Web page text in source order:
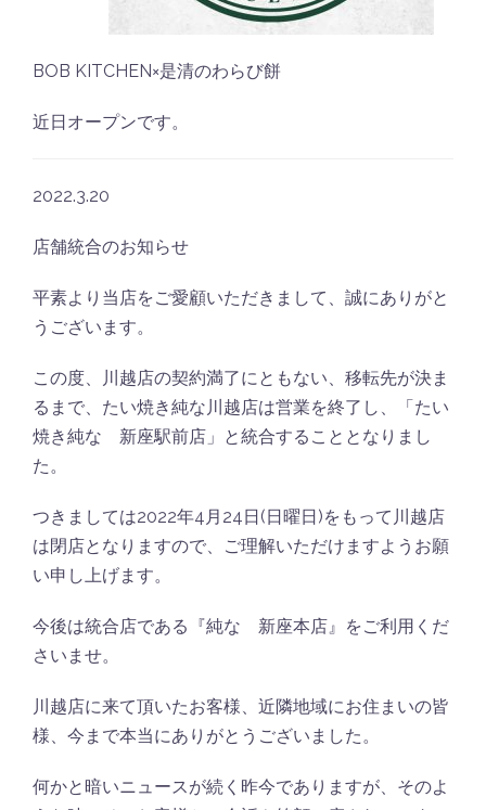
BOB KITCHEN×是清のわらび餅
近日オープンです。
2022.3.20
店舗統合のお知らせ
平素より当店をご愛顧いただきまして、誠にありがと
うございます。
この度、川越店の契約満了にともない、移転先が決ま
るまで、たい焼き純な川越店は営業を終了し、「たい
焼き純な 新座駅前店」と統合することとなりまし
た。
つきましては2022年4月24日(日曜日)をもって川越店
は閉店となりますので、ご理解いただけますようお願
い申し上げます。
今後は統合店である『純な 新座本店』をご利用くだ
さいませ。
川越店に来て頂いたお客様、近隣地域にお住まいの皆
様、今まで本当にありがとうございました。
何かと暗いニュースが続く昨今でありますが、そのよ